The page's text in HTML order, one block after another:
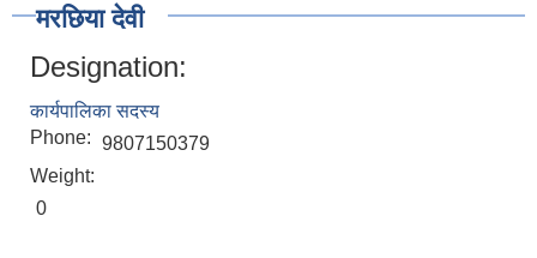
मरछिया देवी
Designation:
कार्यपालिका सदस्य
Phone: 9807150379
Weight:
0